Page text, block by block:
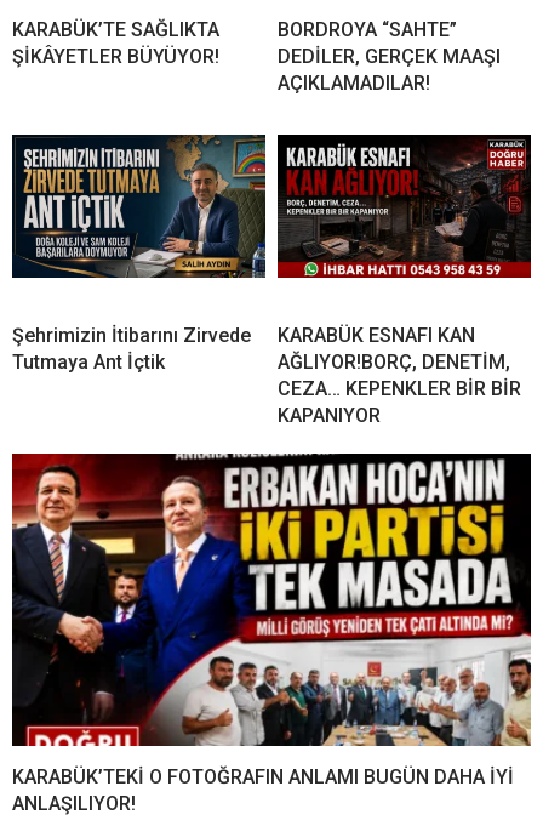
KARABÜK’TE SAĞLIKTA
ŞİKÂYETLER BÜYÜYOR!
BORDROYA “SAHTE”
DEDİLER, GERÇEK MAAŞI
AÇIKLAMADILAR!
Şehrimizin İtibarını Zirvede
Tutmaya Ant İçtik
KARABÜK ESNAFI KAN
AĞLIYOR!BORÇ, DENETİM,
CEZA… KEPENKLER BİR BİR
KAPANIYOR
KARABÜK’TEKİ O FOTOĞRAFIN ANLAMI BUGÜN DAHA İYİ
ANLAŞILIYOR!